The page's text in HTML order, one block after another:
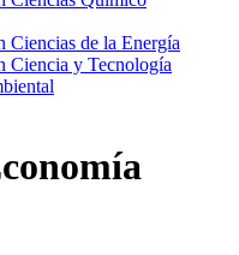
Ciencias de la Energía
Ciencia y Tecnología